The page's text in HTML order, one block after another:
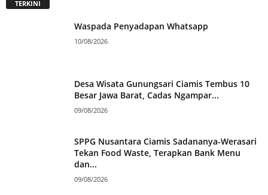
TERKINI
Waspada Penyadapan Whatsapp
10/08/2026
Desa Wisata Gunungsari Ciamis Tembus 10
Besar Jawa Barat, Cadas Ngampar...
09/08/2026
SPPG Nusantara Ciamis Sadananya-Werasari
Tekan Food Waste, Terapkan Bank Menu
dan...
09/08/2026